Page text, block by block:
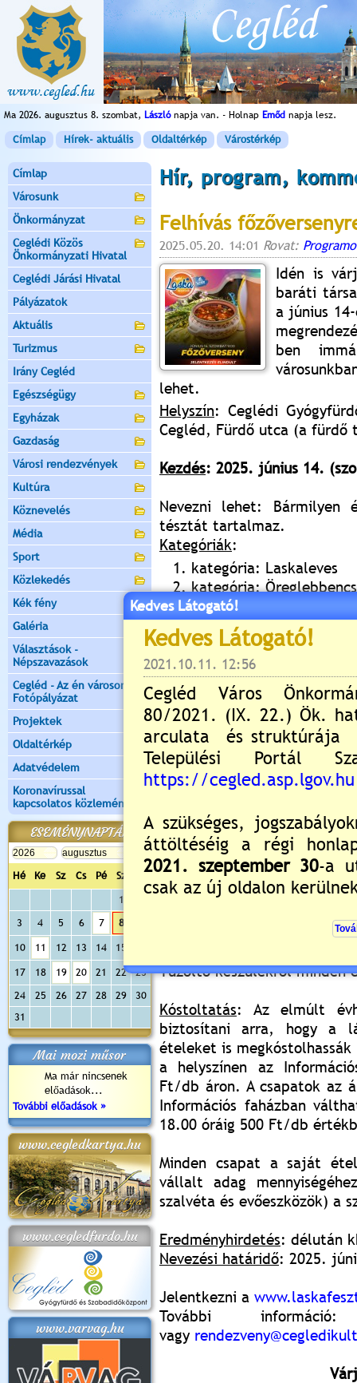
Ma 2026. augusztus 8. szombat, Lászlónapja van. - Holnap Emőd napja lesz.
Címlap Hírek- aktuális Oldaltérkép Várostérkép
Címlap
Városunk
Önkormányzat
Ceglédi Közös
Önkormányzati Hivatal
Ceglédi Járási Hivatal
Pályázatok
Aktuális
Turizmus
Irány Cegléd
Egészségügy
Egyházak
Gazdaság
Városi rendezvények
Kultúra
Köznevelés
Média
Sport
Közlekedés
Kék fény
Galéria
Választások -
Népszavazások
Cegléd - Az én városom -
Fotópályázat
Projektek
Oldaltérkép
Adatvédelem
Koronavírussal
kapcsolatos közlemények
ESEMÉNYNAPTÁR
Hé Ke Sz Cs Pé Sz
Va
1
3
4 5 6 7 8
10 11 12 13 14 15
17 18 19 20 21 22
23
24
25 26 27 28 29
30
31
Mai mozi műsor
Ma már nincsenek
előadások...
További előadások »
www.cegledkartya.hu
www.cegledfurdo.hu
www.varvag.hu
Hír, program,
Felhívás
2025.05.20. 14:01 Rovat:
Idén is
baráti
a június
ben
lehet.
Helyszín: Ceglédi
Cegléd, Fürdő utca (a
Kezdés: 2025. június 14.
Nevezni lehet: Bármilyen
tésztát tartalmaz.
Kategóriák:
kategória: Laskaleves
kategória: Öreglebbencs
kategória: Laska kicsit
kategória: Profi
Nevezési díj: 3.000 Ft/
A nevezési díj
azon megjelölt névre
megadott e-mail címre. A
helyszínen kap számlát a
írják be: LASKA NEVEZÉSI DÍJ
villanyáram, víz
Ingyenesen igényelhető:
1 db sörpad garnitúra
1 db tűztálca (az első
Tűzoltó készülékről minden
Kóstoltatás: Az elmúlt
biztosítani arra, hogy a
ételeket is
a helyszínen az
Ft/db áron. A csapatok az
Információs faházban
18.00 óráig 500 Ft/db
Minden csapat a saját
vállalt adag
szalvéta és evőeszközök) a
Eredményhirdetés: délután
Nevezési határidő: 2025.
Jelentkezni a
További
vagy
Kedves Látogató!